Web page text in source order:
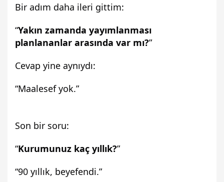
Bir adım daha ileri gittim:
“Yakın zamanda yayımlanması
planlananlar arasında var mı?”
Cevap yine aynıydı:
“Maalesef yok.”
Son bir soru:
“Kurumunuz kaç yıllık?”
“90 yıllık, beyefendi.”